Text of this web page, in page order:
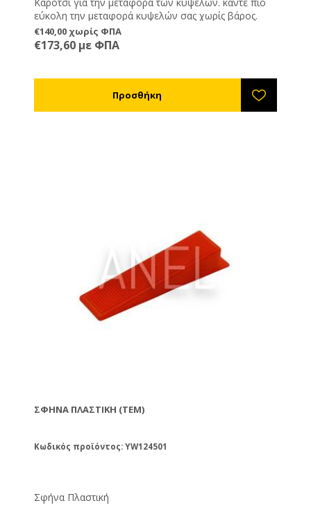
εύκολη την μεταφορά κυψελών σας χωρίς βάρος.
€140,00 χωρίς ΦΠΑ
€173,60 με ΦΠΑ
ΣΦΉΝΑ ΠΛΑΣΤΙΚΉ (ΤΕΜ)
Κωδικός προϊόντος: YW124501
Σφήνα Πλαστική